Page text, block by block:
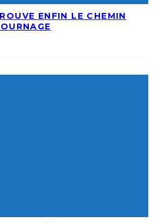
ENFIN LE CHEMIN